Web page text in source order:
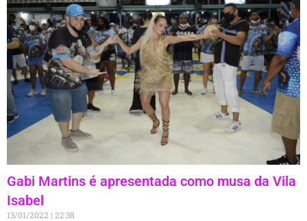
Gabi Martins é apresentada como musa da Vila
Isabel
13/01/2022 22:38